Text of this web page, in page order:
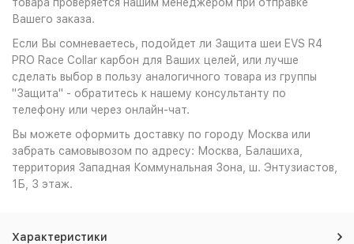
Вашего заказа.
Если Вы сомневаетесь, подойдет ли Защита шеи EVS R4
PRO Race Collar карбон для Ваших целей, или лучше
сделать выбор в пользу аналогичного товара из группы
"Защита" - обратитесь к нашему консультанту по
телефону или через онлайн-чат.
Вы можете оформить доставку по городу Москва или
забрать самовывозом по адресу: Москва, Балашиха,
территория Западная Коммунальная Зона, ш. Энтузиастов,
1Б, 3 этаж.
Характеристики